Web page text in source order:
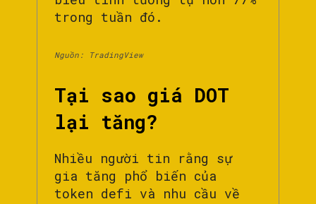
trong tuần đó.
Nguồn: TradingView
Tại sao giá DOT
lại tăng?
Nhiều người tin rằng sự
gia tăng phổ biến của
token defi và nhu cầu về